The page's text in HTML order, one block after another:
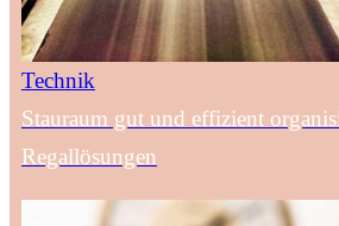
Technik
Stauraum gut und effizient
Regallösungen